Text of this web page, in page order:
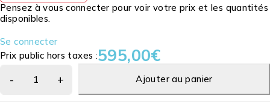
Pensez à vous connecter pour voir votre prix et les quantités
disponibles.
Se connecter
Prix public hors taxes :595,00€
Ajouter au panier